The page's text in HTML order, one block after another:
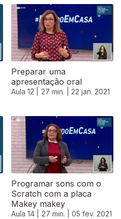
Preparar uma
apresentação oral
Aula 12 | 27 min. | 22 jan. 2021
Programar sons com o
Scratch com a placa
Makey makey
Aula 14 | 27 min. | 05 fev. 2021